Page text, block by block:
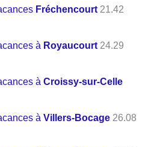
Fréchencourt 21.42
à Royaucourt 24.29
àCroissy-sur-Celle
àVillers-Bocage 26.08